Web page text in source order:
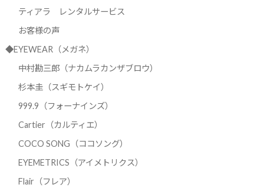
ティアラ レンタルサービス
お客様の声
◆EYEWEAR（メガネ）
中村勘三郎（ナカムラカンザブロウ）
杉本圭（スギモトケイ）
999.9（フォーナインズ）
Cartier（カルティエ）
COCO SONG（ココソング）
EYEMETRICS（アイメトリクス）
Flair（フレア）